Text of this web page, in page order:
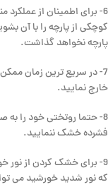
6- برای اطمینان از
کوچکی از پارچه را با آن
پارچه نخواهد گذاشت.
7- در سریع ترین زمان
خارج نمایید.
8- حتما روتختی خود را به
فشرده خشک ننمایید.
9- برای خشک کردن از نور
که نور شدید خورشید می